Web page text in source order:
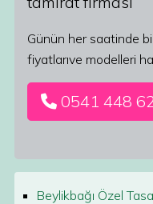
Günün her saatinde
fiyatlarıve modelleri
0541 448
Beylikbağı Özel